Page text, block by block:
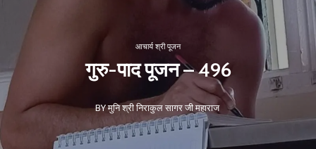
आचार्य श्री पूजन
गुरु-पाद पूजन – 496
BY मुनि श्री निराकुल सागर जी महाराज